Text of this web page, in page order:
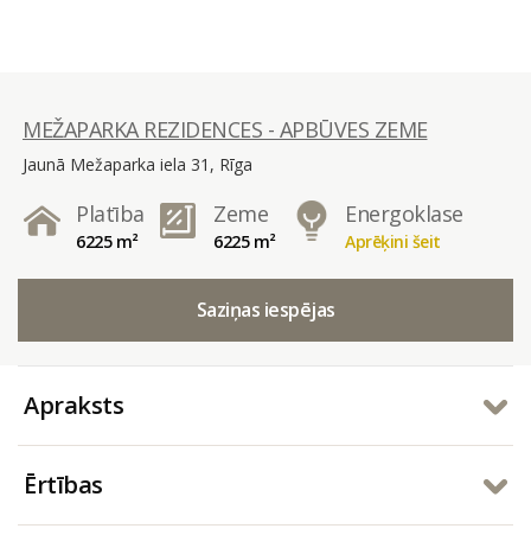
MEŽAPARKA REZIDENCES - APBŪVES ZEME
Jaunā Mežaparka iela 31, Rīga
Platība
6225 m²
Zeme
6225 m²
Energoklase
Aprēķini šeit
Saziņas iespējas
Apraksts
Ērtības